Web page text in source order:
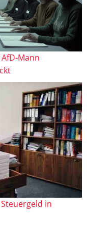
Mann
in